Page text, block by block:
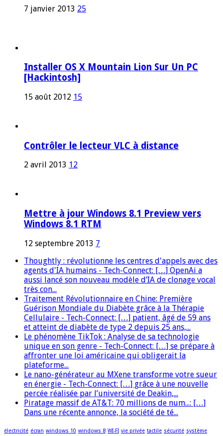
7 janvier 2013 25
Installer OS X Mountain Lion Sur Un PC
[Hackintosh]
15 août 2012 15
Contrôler le lecteur VLC à distance
2 avril 2013 12
Mettre à jour Windows 8.1 Preview vers
Windows 8.1 RTM
12 septembre 2013 7
Thoughtly : révolutionne les centres d'appels avec des
agents d'IA humains - Tech-Connect: […] OpenAi a
aussi lancé son nouveau modèle d’IA de clonage vocal
très con...
Traitement Révolutionnaire en Chine: Première
Guérison Mondiale du Diabète grâce à la Thérapie
Cellulaire - Tech-Connect: […] patient, âgé de 59 ans
et atteint de diabète de type 2 depuis 25 ans,...
Le phénomène TikTok : Analyse de sa technologie
unique en son genre - Tech-Connect: […] se prépare à
affronter une loi américaine qui obligerait la
plateforme...
Le nano-générateur au MXene transforme votre sueur
en énergie - Tech-Connect: […] grâce à une nouvelle
percée réalisée par l’université de Deakin,...
Piratage massif de AT&T: 70 millions de num...: […]
Dans une récente annonce, la société de té...
électricité écran windows 10 windows 8 WI-FI vie privée tactile sécurité système